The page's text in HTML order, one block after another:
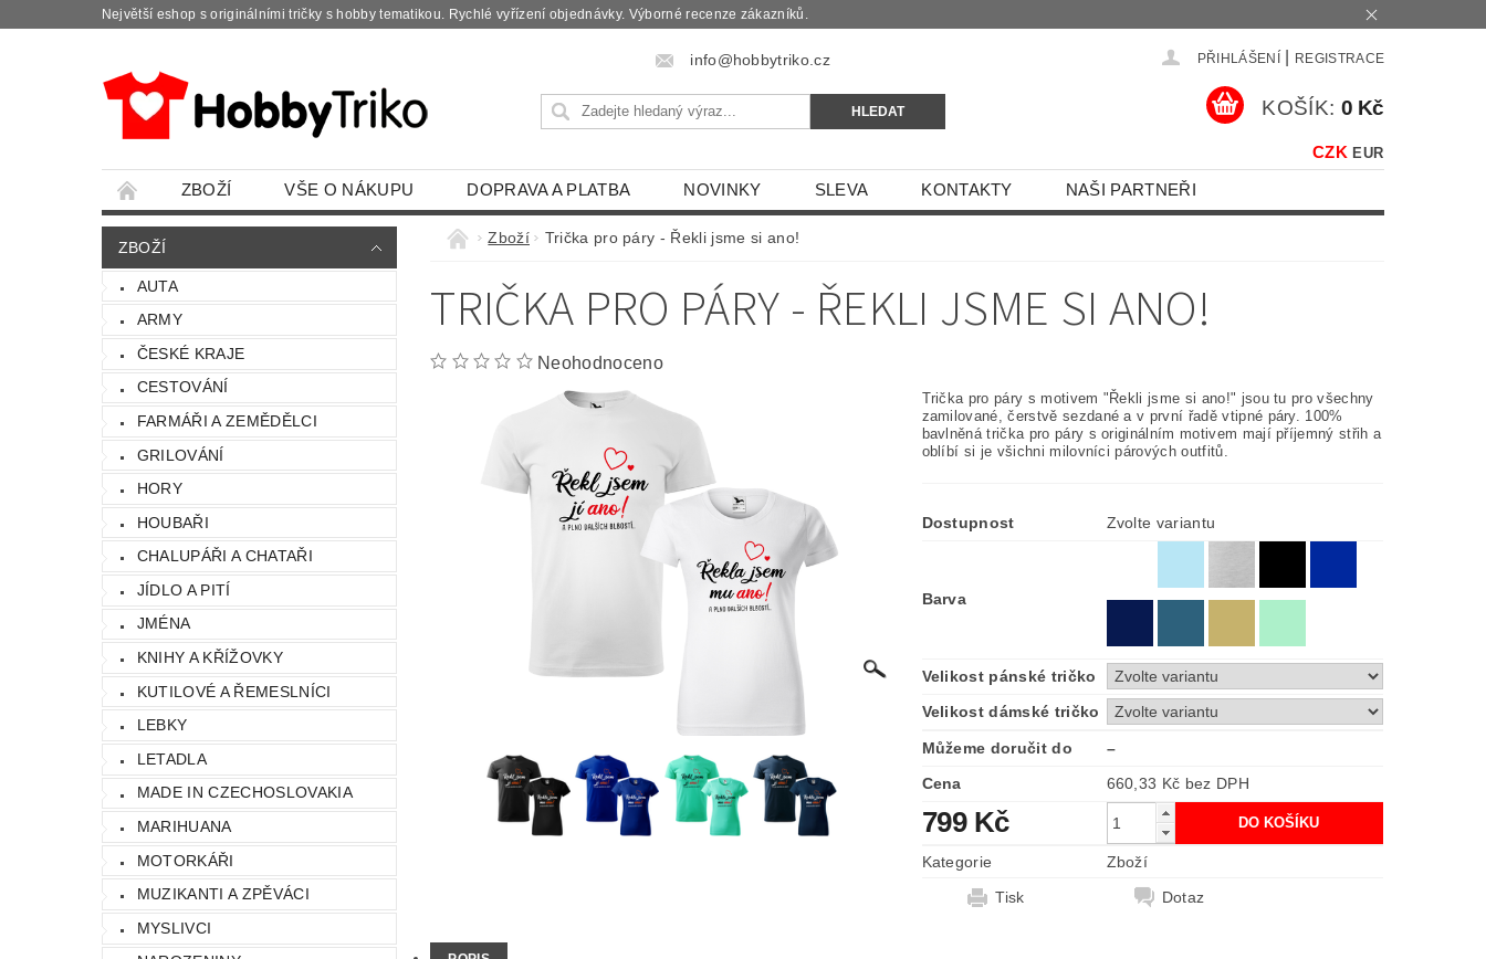
Největší eshop s originálními tričky s hobby tematikou. Rychlé vyřízení objednávky. Výborné recenze zákazníků.
info@hobbytriko.cz PŘIHLÁŠENÍ REGISTRACE
CZK EUR
KOŠÍK: 0 Kč
ZBOŽÍ VŠE O NÁKUPU DOPRAVA A PLATBA NOVINKY SLEVA KONTAKTY NAŠI PARTNEŘI
ZBOŽÍ
AUTA
ARMY
ČESKÉ KRAJE
CESTOVÁNÍ
FARMÁŘI A ZEMĚDĚLCI
GRILOVÁNÍ
HORY
HOUBAŘI
CHALUPÁŘI A CHATAŘI
JÍDLO A PITÍ
JMÉNA
KNIHY A KŘÍŽOVKY
KUTILOVÉ A ŘEMESLNÍCI
LEBKY
LETADLA
MADE IN CZECHOSLOVAKIA
MARIHUANA
MOTORKÁŘI
MUZIKANTI A ZPĚVÁCI
MYSLIVCI
Zboží Trička pro páry - Řekli jsme si ano!
TRIČKA PRO PÁRY - ŘEKLI JSME SI ANO!
Neohodnoceno
Trička pro páry s motivem "Řekli jsme si ano!" jsou tu pro všechny
zamilované, čerstvě sezdané a v první řadě vtipné páry. 100%
bavlněná trička pro páry s originálním motivem mají příjemný střih a
oblíbí si je všichni milovníci párových outfitů.
Dostupnost Zvolte variantu
Barva
Velikost pánské tričko
Velikost dámské tričko
Můžeme doručit do
–
Cena
660,33 Kč bez DPH
799 Kč
Kategorie
Zboží
Tisk
Dotaz